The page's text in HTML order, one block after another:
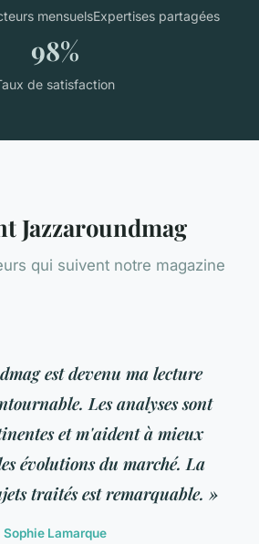
mensuelsExpertises partagées
98%
de satisfaction
Jazzaroundmag
qui suivent notre magazine
est devenu ma lecture
Les analyses sont
et m'aident à mieux
évolutions du marché. La
traités est remarquable. »
Sophie Lamarque